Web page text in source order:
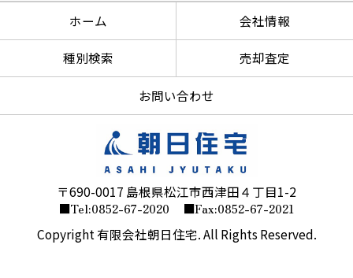
ホーム 会社情報
種別検索 売却査定
お問い合わせ
〒690-0017 島根県松江市西津田４丁目1-2
■Tel:0852-67-2020 ■Fax:0852-67-2021
Copyright 有限会社朝日住宅. All Rights Reserved.